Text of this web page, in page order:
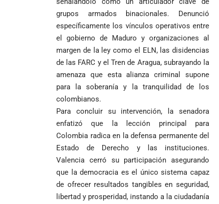
grupos armados binacionales. Denunció
específicamente los vínculos operativos entre
el gobierno de Maduro y organizaciones al
margen de la ley como el ELN, las disidencias
de las FARC y el Tren de Aragua, subrayando la
amenaza que esta alianza criminal supone
para la soberanía y la tranquilidad de los
colombianos.
Para concluir su intervención, la senadora
enfatizó que la lección principal para
Colombia radica en la defensa permanente del
Estado de Derecho y las instituciones.
Valencia cerró su participación asegurando
que la democracia es el único sistema capaz
de ofrecer resultados tangibles en seguridad,
libertad y prosperidad, instando a la ciudadanía